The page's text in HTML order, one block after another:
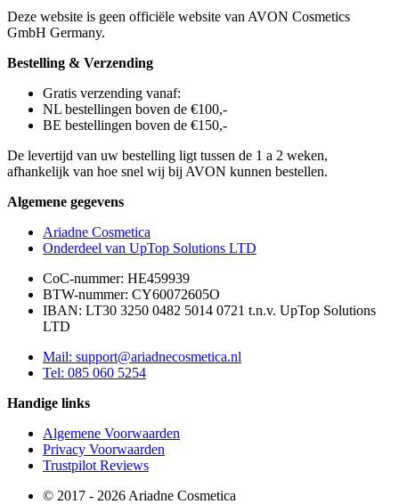
Deze website is geen officiële website van AVON Cosmetics
GmbH Germany.
Bestelling & Verzending
Gratis verzending vanaf:
NL bestellingen boven de €100,-
BE bestellingen boven de €150,-
De levertijd van uw bestelling ligt tussen de 1 a 2 weken,
afhankelijk van hoe snel wij bij AVON kunnen bestellen.
Algemene gegevens
Ariadne Cosmetica
Onderdeel van UpTop Solutions LTD
CoC-nummer: HE459939
BTW-nummer: CY60072605O
IBAN: LT30 3250 0482 5014 0721 t.n.v. UpTop Solutions
LTD
Mail: support@ariadnecosmetica.nl
Tel: 085 060 5254
Handige links
Algemene Voorwaarden
Privacy Voorwaarden
Trustpilot Reviews
© 2017 - 2026 Ariadne Cosmetica